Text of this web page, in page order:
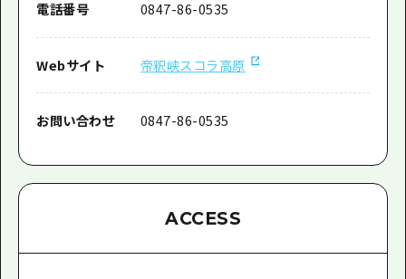
電話番号 0847-86-0535
Webサイト 帝釈峡スコラ高原
お問い合わせ 0847-86-0535
ACCESS